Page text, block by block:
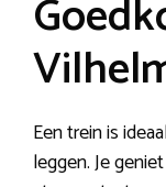
Een trein is
leggen. Je